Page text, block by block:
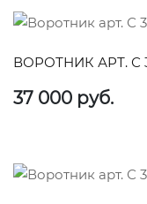
ВОРОТНИК АРТ. С
37 000 руб.